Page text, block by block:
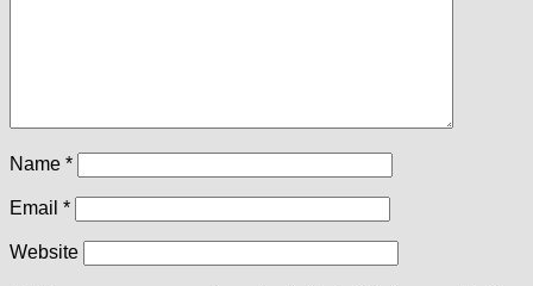
Name *
Email *
Website